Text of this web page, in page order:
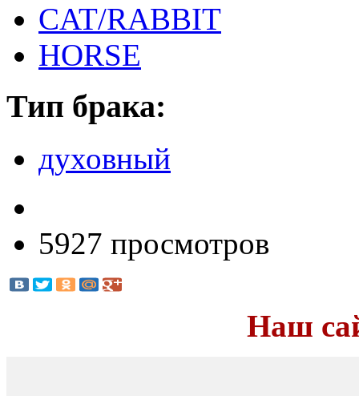
CAT/RABBIT
HORSE
Тип брака:
духовный
5927 просмотров
Наш